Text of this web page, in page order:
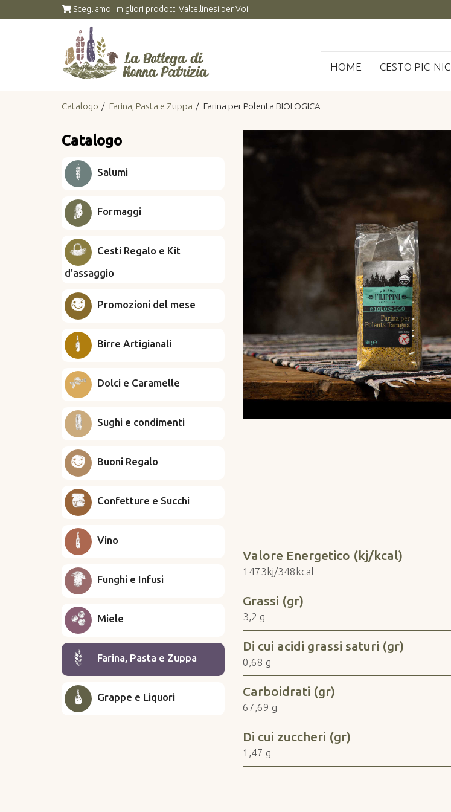
Scegliamo i migliori prodotti Valtellinesi per Voi
HOME CESTO PIC-NIC
Catalogo Farina, Pasta e Zuppa Farina per Polenta BIOLOGICA
Valore Energetico (kj/kcal)
1473kj/348kcal
Grassi (gr)
3,2 g
Di cui acidi grassi saturi (gr)
0,68 g
Carboidrati (gr)
67,69 g
Di cui zuccheri (gr)
1,47 g
Catalogo
Salumi
Formaggi
Cesti Regalo e Kit
d'assaggio
Promozioni del mese
Birre Artigianali
Dolci e Caramelle
Sughi e condimenti
Buoni Regalo
Confetture e Succhi
Vino
Funghi e Infusi
Miele
Farina, Pasta e Zuppa
Grappe e Liquori